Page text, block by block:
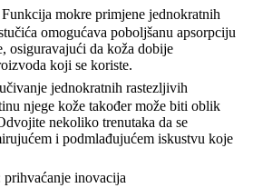
mokre primjene jednokratnih
omogućava poboljšanu apsorpciju
osiguravajući da koža dobije
koji se koriste.
jednokratnih rastezljivih
njege kože također može biti oblik
nekoliko trenutaka da se
i podmlađujućem iskustvu koje
inovacija